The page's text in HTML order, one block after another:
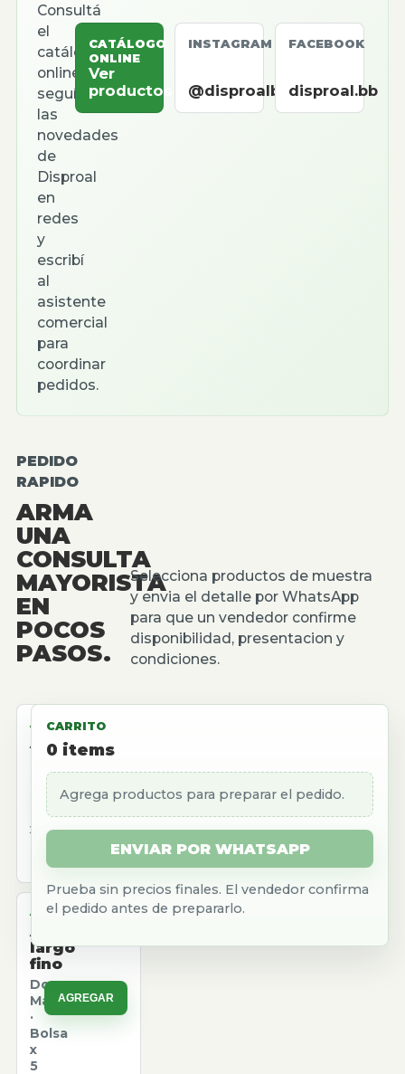
Consultá
el
catálogo
online,
seguí
las
novedades
de
Disproal
en
redes
y
escribí
al
asistente
comercial
para
coordinar
pedidos.
CATÁLOGO
ONLINE
Ver
productos
INSTAGRAM
@disproalbb
FACEBOOK
disproal.bb
PEDIDO
RAPIDO
ARMA
UNA
CONSULTA
MAYORISTA
EN
POCOS
PASOS.
Selecciona productos de muestra
y envia el detalle por WhatsApp
para que un vendedor confirme
disponibilidad, presentacion y
condiciones.
ALMACEN
Aceite
girasol
Natura
Caja
x
AGREGAR
ALMACEN
Arroz
largo
fino
Don
Marcos
·
Bolsa
x
5
AGREGAR
CARRITO
0 items
Agrega productos para preparar el pedido.
ENVIAR POR WHATSAPP
Prueba sin precios finales. El vendedor confirma
el pedido antes de prepararlo.